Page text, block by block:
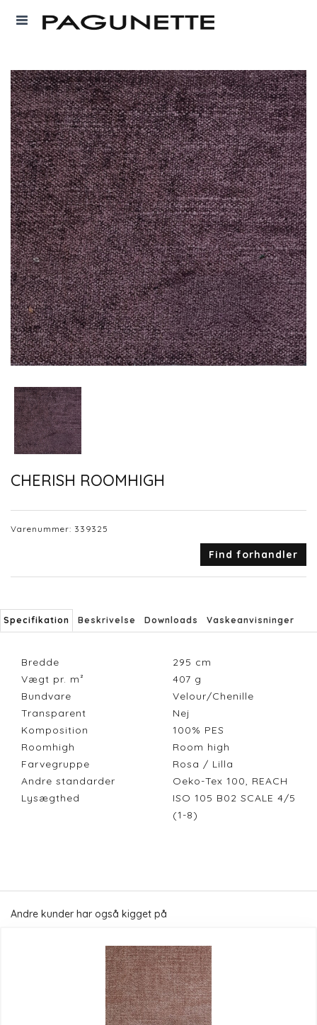
CHERISH ROOMHIGH
Varenummer: 339325
Find forhandler
Specifikation Beskrivelse Downloads Vaskeanvisninger
Bredde 295 cm
Vægt pr. m²
407 g
Bundvare
Velour/Chenille
Transparent
Nej
Komposition
100% PES
Roomhigh
Room high
Farvegruppe
Rosa / Lilla
Andre standarder
Oeko-Tex 100, REACH
Lysægthed
ISO 105 B02 SCALE 4/5
(1-8)
Andre kunder har også kigget på